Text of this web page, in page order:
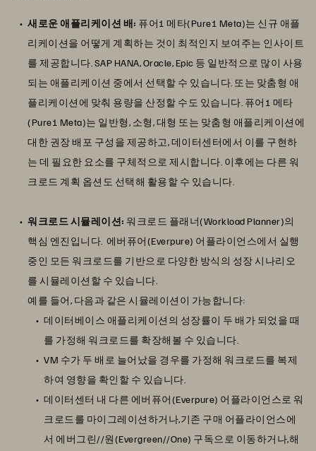
새로운 애플리케이션 배: 퓨어1 메타(Pure1 Meta)는 신규 애플
리케이션을 어떻게 계획하는 것이 최적인지 보여주는 인사이트
를 제공합니다. SAP HANA, Oracle, Epic 등 일반적으로 많이 사용
되는 애플리케이션 중에서 선택할 수 있습니다. 또는 맞춤형 애
플리케이션에 맞춰 용량을 산정할 수도 있습니다. 퓨어1 메타
(Pure1 Meta)는 일반형, 소형, 대형 또는 맞춤형 애플리케이션에
대한 권장 배포 구성을 제공하고, 데이터센터에서 이를 구현하
는 데 필요한 요소를 구체적으로 제시합니다. 이후에는 다른 워
크로드 계획 옵션도 선택해 활용할 수 있습니다.
워크로드 시뮬레이션: 워크로드 플래너(Workload Planner)의
핵심 엔진입니다. 에버퓨어(Everpure) 어플라이언스에서 실행
중인 모든 워크로드를 기반으로 다양한 방식의 성장 시나리오
를 시뮬레이션할 수 있습니다.
예를 들어, 다음과 같은 시뮬레이션이 가능합니다:
데이터베이스 애플리케이션의 성장률이 두 배가 되었을 때
를 가정해 워크로드를 확장해볼 수 있습니다.
VM 수가 두 배로 늘어났을 경우를 가정해 워크로드를 복제
하여 영향을 확인할 수 있습니다.
데이터센터 내 다른 에버퓨어(Everpure) 어플라이언스로 워
크로드를 마이그레이션하거나,기존 구매 어플라이언스에
서 에버그린//원(Evergreen//One) 구독으로 이동하거나,해